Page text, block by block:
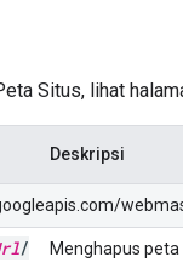
Situs, lihat
Deskripsi
/
Menghapus peta